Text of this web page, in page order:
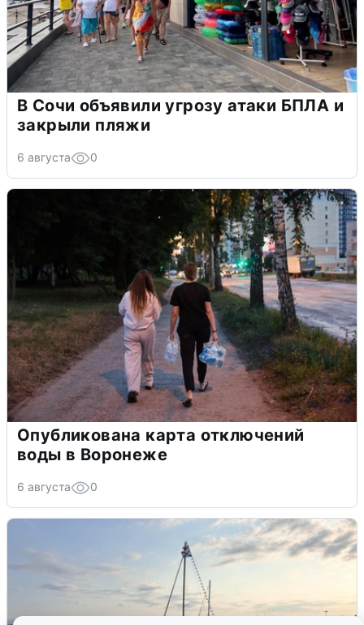
В Сочи объявили угрозу атаки БПЛА и
закрыли пляжи
6 августа 0
Опубликована карта отключений
воды в Воронеже
6 августа 0